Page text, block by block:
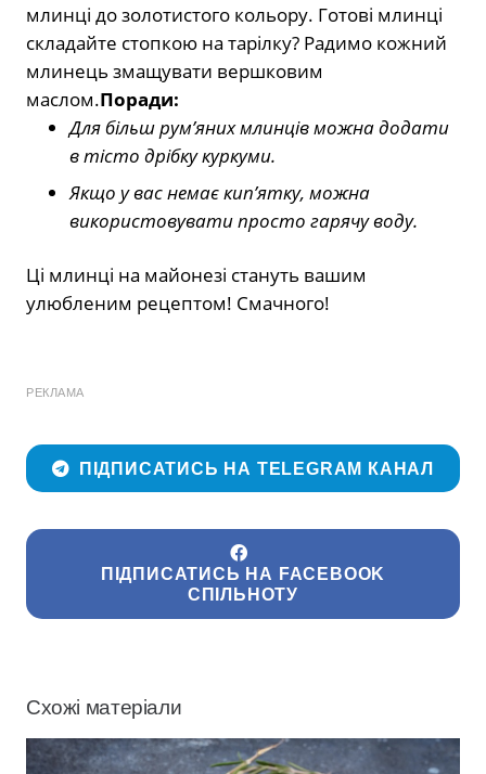
млинці до золотистого кольору. Готові млинці
складайте стопкою на тарілку? Радимо кожний
млинець змащувати вершковим
маслом.Поради:
Для більш рум’яних млинців можна додати
в тісто дрібку куркуми.
Якщо у вас немає кип’ятку, можна
використовувати просто гарячу воду.
Ці млинці на майонезі стануть вашим
улюбленим рецептом! Смачного!
РЕКЛАМА
ПІДПИСАТИСЬ НА TELEGRAM КАНАЛ
ПІДПИСАТИСЬ НА FACEBOOK
СПІЛЬНОТУ
Схожі матеріали